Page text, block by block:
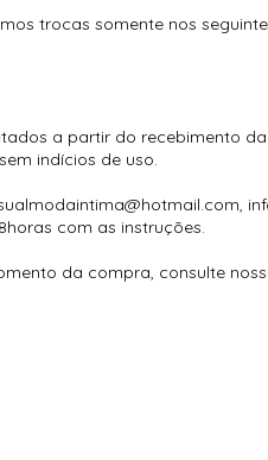
trocas somente nos
a partir do recebimento
indícios de uso.
com as instruções.
da compra, consulte